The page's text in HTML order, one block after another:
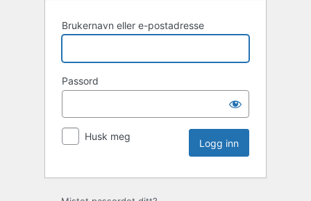
Brukernavn eller e-postadresse
Passord
Husk meg